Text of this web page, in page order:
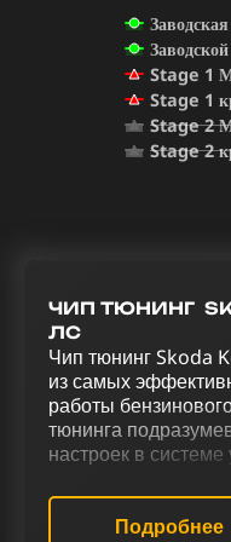
Stage 1
Stage 1
Stage 2
Stage 2
ЧИП ТЮНИНГ
ЛС
Чип тюнинг Skoda
из самых
работы
тюнинга
настроек в системе
лс, включающий в
Подробнее